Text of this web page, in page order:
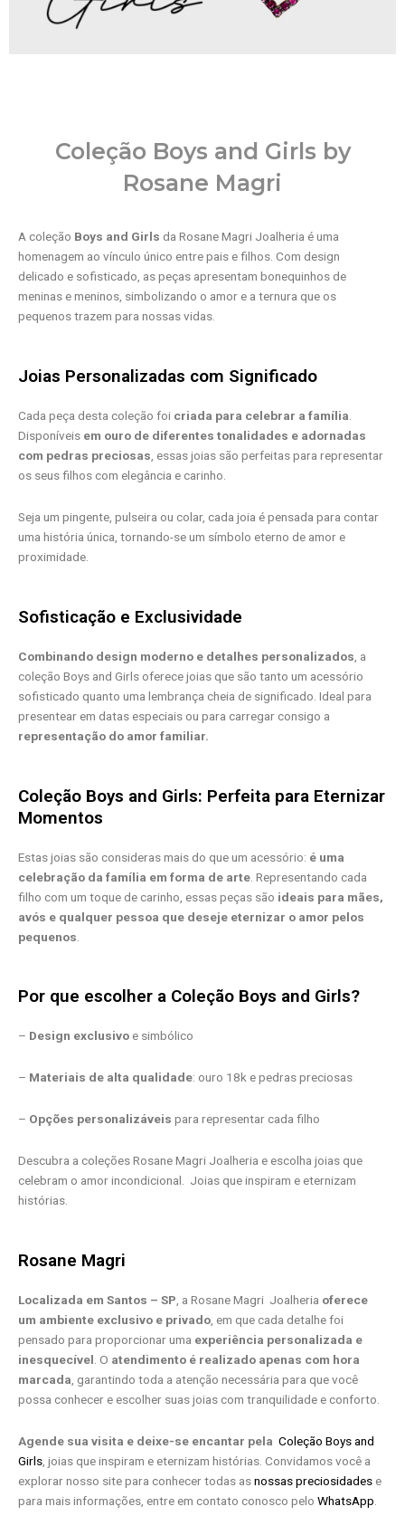
Coleção Boys and Girls by
Rosane Magri
A coleção Boys and Girls da Rosane Magri Joalheria é uma
homenagem ao vínculo único entre pais e filhos. Com design
delicado e sofisticado, as peças apresentam bonequinhos de
meninas e meninos, simbolizando o amor e a ternura que os
pequenos trazem para nossas vidas.
Joias Personalizadas com Significado
Cada peça desta coleção foi criada para celebrar a família
Disponíveis em ouro de diferentes tonalidades e adornadas
com pedras preciosas , essas joias são perfeitas para representar
os seus filhos com elegância e carinho.
Seja um pingente, pulseira ou colar, cada joia é pensada para contar
uma história única, tornando-se um símbolo eterno de amor e
proximidade.
Sofisticação e Exclusividade
Combinando design moderno e detalhes personalizados , a
coleção Boys and Girls oferece joias que são tanto um acessório
sofisticado quanto uma lembrança cheia de significado. Ideal para
presentear em datas especiais ou para carregar consigo a
representação do amor familiar.
Coleção Boys and Girls: Perfeita para Eternizar
Momentos
Estas joias são consideras mais do que um acessório: é uma
celebração da família em forma de arte . Representando cada
filho com um toque de carinho, essas peças são ideais para mães,
avós e qualquer pessoa que deseje eternizar o amor pelos
pequenos
Por que escolher a Coleção Boys and Girls?
– Design exclusivoe simbólico
– Materiais de alta qualidade: ouro 18k e pedras preciosas
– Opções personalizáveis para representar cada filho
Descubra a coleções Rosane Magri Joalheria e escolha joias que
celebram o amor incondicional. Joias que inspiram e eternizam
histórias.
Rosane Magri
Localizada em Santos – SP, a Rosane Magri Joalheria oferece
um ambiente exclusivo e privado, em que cada detalhe foi
pensado para proporcionar uma experiência personalizada e
inesquecível. O atendimento é realizado apenas com hora
marcada, garantindo toda a atenção necessária para que você
possa conhecer e escolher suas joias com tranquilidade e conforto.
Agende sua visita e deixe-se encantar pela Coleção Boys and
Girls , joias que inspiram e eternizam histórias. Convidamos você a
explorar nosso site para conhecer todas asnossas preciosidadese
para mais informações, entre em contato conosco pelo WhatsApp